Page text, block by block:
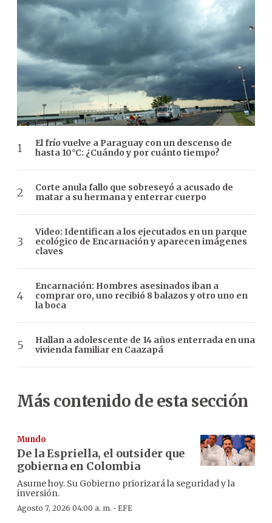
El frío vuelve a Paraguay con un descenso de
hasta 10°C: ¿Cuándo y por cuánto tiempo?
Corte anula fallo que sobreseyó a acusado de
matar a su hermana y enterrar cuerpo
Video: Identifican a los ejecutados en un parque
ecológico de Encarnación y aparecen imágenes
claves
Encarnación: Hombres asesinados iban a
comprar oro, uno recibió 8 balazos y otro uno en
la boca
Hallan a adolescente de 14 años enterrada en una
vivienda familiar en Caazapá
Más contenido de esta sección
Mundo
De la Espriella, el outsider que
gobierna en Colombia
Asume hoy. Su Gobierno priorizará la seguridad y la
inversión.
Agosto 7, 2026 04:00 a. m. · EFE